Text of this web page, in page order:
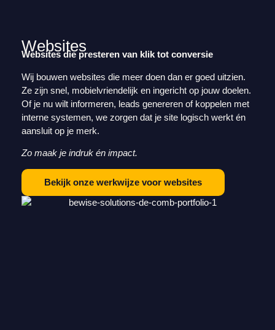
Websites
Websites die presteren van klik tot conversie
Wij bouwen websites die meer doen dan er goed uitzien.
Ze zijn snel, mobielvriendelijk en ingericht op jouw doelen.
Of je nu wilt informeren, leads genereren of koppelen met
interne systemen, we zorgen dat je site logisch werkt én
aansluit op je merk.
Zo maak je indruk én impact.
Bekijk onze werkwijze voor websites